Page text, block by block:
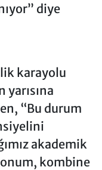
diye
karayolu
“Bu durum
akademik
kombine